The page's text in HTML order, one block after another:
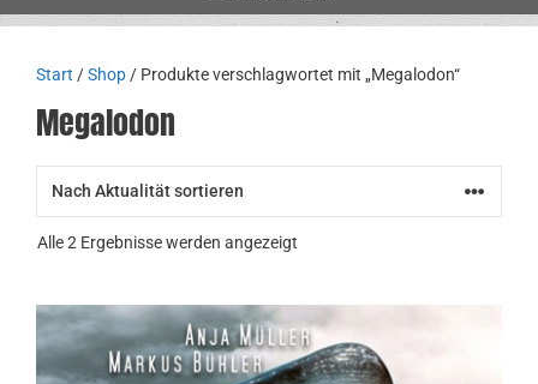
Start /Shop/ Produkte verschlagwortet mit „Megalodon“
Megalodon
Alle 2 Ergebnisse werden angezeigt